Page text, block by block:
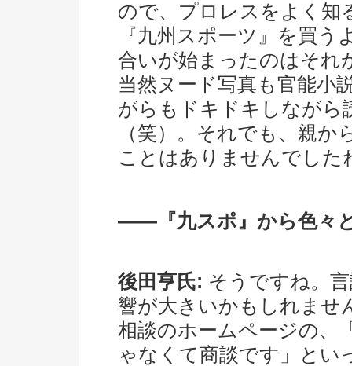
ので、プロレスをよく知
『九州スポーツ』を買
合いが始まったのはそれ
当然ヌード写真も官能小
がらもドキドキしながら
（笑）。それでも、親
ことはありませんでした
――『九スポ』から色々
後田亨氏: そうですね。
響が大きいかもしれませ
相談のホームページの、
ゃなくて商談です」とい